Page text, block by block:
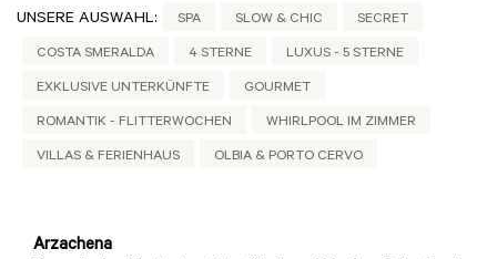
UNSERE AUSWAHL: SPA SLOW & CHIC SECRET
COSTA SMERALDA 4 STERNE LUXUS - 5 STERNE
EXKLUSIVE UNTERKÜNFTE GOURMET
ROMANTIK - FLITTERWOCHEN WHIRLPOOL IM ZIMMER
VILLAS & FERIENHAUS OLBIA & PORTO CERVO
Arzachena